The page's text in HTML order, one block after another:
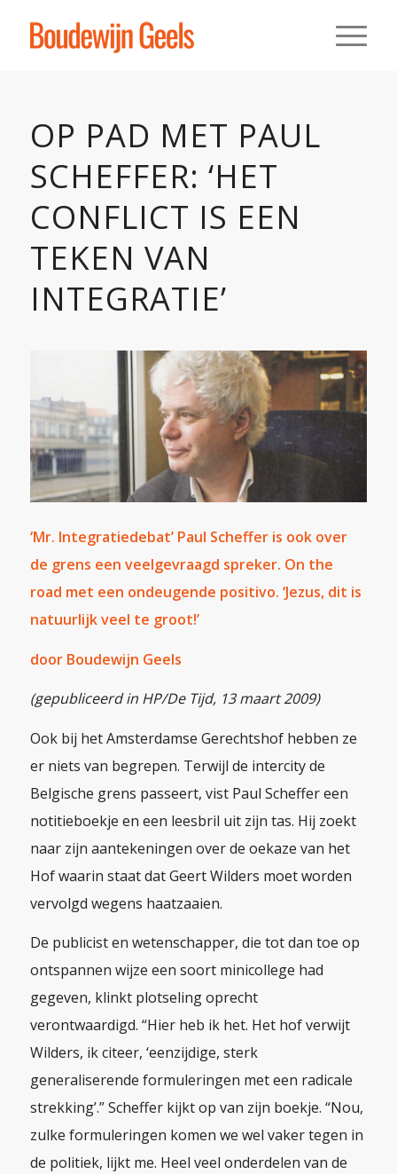
OP PAD MET PAUL
SCHEFFER: ‘HET
CONFLICT IS EEN
TEKEN VAN
INTEGRATIE’
‘Mr. Integratiedebat’ Paul Scheffer is ook over
de grens een veelgevraagd spreker. On the
road met een ondeugende positivo. ‘Jezus, dit is
natuurlijk veel te groot!’
door Boudewijn Geels
(gepubliceerd in HP/De Tijd, 13 maart 2009)
Ook bij het Amsterdamse Gerechtshof hebben ze
er niets van begrepen. Terwijl de intercity de
Belgische grens passeert, vist Paul Scheffer een
notitieboekje en een leesbril uit zijn tas. Hij zoekt
naar zijn aantekeningen over de oekaze van het
Hof waarin staat dat Geert Wilders moet worden
vervolgd wegens haatzaaien.
De publicist en wetenschapper, die tot dan toe op
ontspannen wijze een soort minicollege had
gegeven, klinkt plotseling oprecht
verontwaardigd. “Hier heb ik het. Het hof verwijt
Wilders, ik citeer, ‘eenzijdige, sterk
generaliserende formuleringen met een radicale
strekking’.” Scheffer kijkt op van zijn boekje. “Nou,
zulke formuleringen komen we wel vaker tegen in
de politiek, lijkt me. Heel veel onderdelen van de